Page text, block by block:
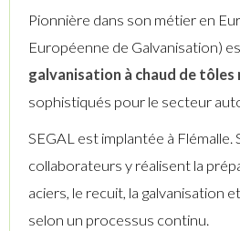
Pionnière dans son métier en
Européenne de Galvanisation)
galvanisation à chaud de tôles
sophistiqués pour le secteur
SEGAL est implantée à
collaborateurs y réalisent la
aciers, le recuit, la galvanisation
selon un processus continu.